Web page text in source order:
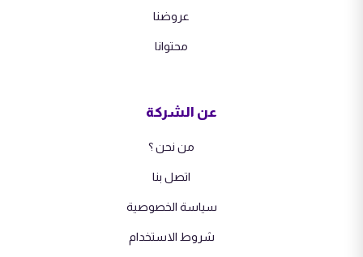
عروضنا
محتوانا
عن الشركة
من نحن ؟
اتصل بنا
سياسة الخصوصية
شروط الاستخدام